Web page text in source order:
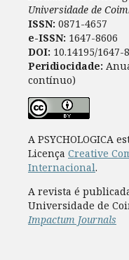
Universidade de
ISSN: 0871-4657
e-ISSN: 1647-8606
DOI: 10.14195/1647-
Peridiocidade:
contínuo)
A PSYCHOLOGICA
Licença Creative
Internacional.
A revista é
Universidade de
Impactum Journals